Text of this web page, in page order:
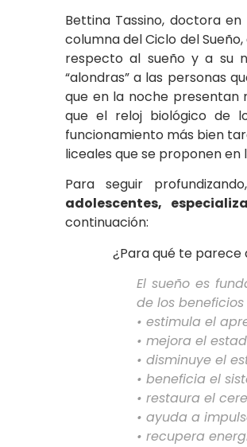
Bettina Tassino, doctora
columna del Ciclo del
respecto al sueño y a su
“alondras” a las personas
que en la noche presentan
que el reloj biológico de
funcionamiento más bien
liceales que se proponen
Para seguir
adolescentes,
continuación:
¿Para qué te parece
El sueño es
de los
• estimula el
• mejora el
• disminuye el
• beneficia el
• restaura el
• ayuda a
• recupera